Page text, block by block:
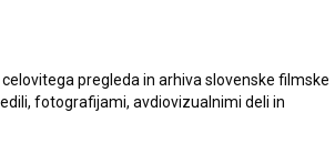
pregleda in arhiva slovenske filmske
fotografijami, avdiovizualnimi deli in